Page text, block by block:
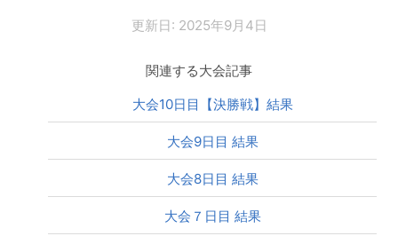
更新日: 2025年9月4日
関連する大会記事
大会10日目【決勝戦】結果
大会9日目 結果
大会8日目 結果
大会７日目 結果